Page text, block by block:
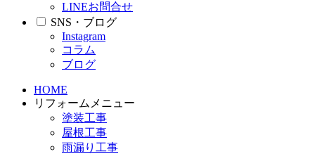
LINEお問合せ
SNS・ブログ
Instagram
コラム
ブログ
HOME
リフォームメニュー
塗装工事
屋根工事
雨漏り工事